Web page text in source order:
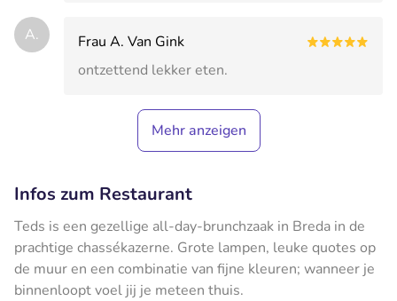
A.
Frau A. Van Gink
ontzettend lekker eten.
Mehr anzeigen
Infos zum Restaurant
Teds is een gezellige all-day-brunchzaak in Breda in de
prachtige chassékazerne. Grote lampen, leuke quotes op
de muur en een combinatie van fijne kleuren; wanneer je
binnenloopt voel jij je meteen thuis.